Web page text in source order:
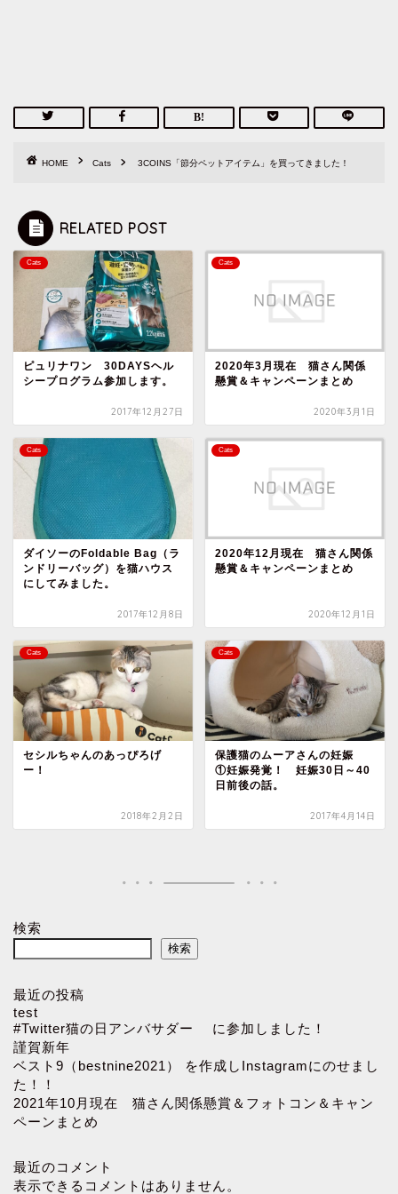
HOME Cats 3COINS「節分ペットアイテム」を買ってきました！
RELATED POST
Cats
ピュリナワン 30DAYSヘル
シープログラム参加します。
2017年12月27日
Cats
2020年3月現在 猫さん関係
懸賞＆キャンペーンまとめ
2020年3月1日
Cats
ダイソーのFoldable Bag（ラ
ンドリーバッグ）を猫ハウス
にしてみました。
2017年12月8日
Cats
2020年12月現在 猫さん関係
懸賞＆キャンペーンまとめ
2020年12月1日
Cats
セシルちゃんのあっぴろげ
ー！
2018年2月2日
Cats
保護猫のムーアさんの妊娠
①妊娠発覚！ 妊娠30日～40
日前後の話。
2017年4月14日
検索
検索
最近の投稿
test
#Twitter猫の日アンバサダー に参加しました！
謹賀新年
ベスト9（bestnine2021） を作成しInstagramにのせまし
た！！
2021年10月現在 猫さん関係懸賞＆フォトコン＆キャン
ペーンまとめ
最近のコメント
表示できるコメントはありません。